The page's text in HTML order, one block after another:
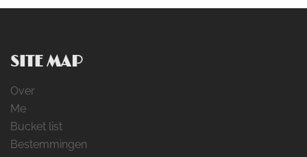
SITE MAP
Over
Me
Bucket list
Bestemmingen